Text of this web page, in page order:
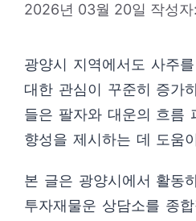
2026년 03월 20일 작성자:
광양시 지역에서도 사주
대한 관심이 꾸준히 증가
들은 팔자와 대운의 흐름
향성을 제시하는 데 도움
본 글은 광양시에서 활동
투자재물운 상담소를 종